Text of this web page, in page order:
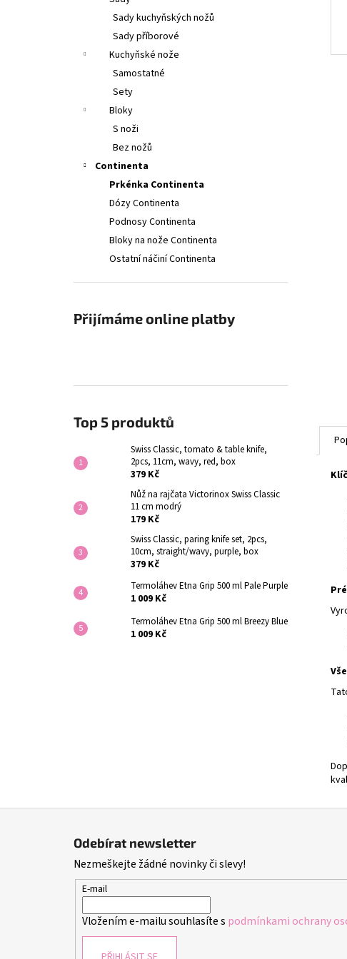
Sady kuchyňských nožů
Sady příborové
Kuchyňské nože
Samostatné
Sety
Bloky
S noži
Bez nožů
Continenta
Prkénka Continenta
Dózy Continenta
Podnosy Continenta
Bloky na nože Continenta
Ostatní náčiní Continenta
Přijímáme online platby
Top 5 produktů
Swiss Classic, tomato & table knife,
2pcs, 11cm, wavy, red, box
379 Kč
Nůž na rajčata Victorinox Swiss Classic
11 cm modrý
179 Kč
Swiss Classic, paring knife set, 2pcs,
10cm, straight/wavy, purple, box
379 Kč
Termoláhev Etna Grip 500 ml Pale Purple
1 009 Kč
Termoláhev Etna Grip 500 ml Breezy Blue
1 009 Kč
Původně:399 Kč
Odebírat newsletter
Nezmeškejte žádné novinky či slevy!
E-mail
Vložením e-mailu souhlasíte s podmínkami ochrany